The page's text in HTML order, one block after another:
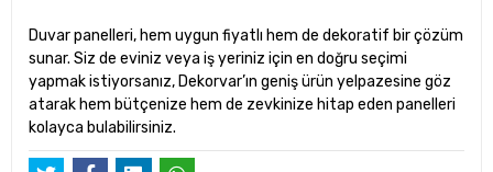
Duvar panelleri, hem uygun fiyatlı hem de dekoratif bir çözüm
sunar. Siz de eviniz veya iş yeriniz için en doğru seçimi
yapmak istiyorsanız, Dekorvar’ın geniş ürün yelpazesine göz
atarak hem bütçenize hem de zevkinize hitap eden panelleri
kolayca bulabilirsiniz.